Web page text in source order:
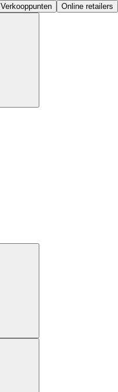
Verkooppunten Online retailers